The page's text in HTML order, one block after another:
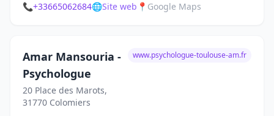
📞+33665062684🌐Site web 📍 Google Maps
Amar Mansouria -
Psychologue
20 Place des Marots,
31770 Colomiers
www.psychologue-toulouse-am.fr